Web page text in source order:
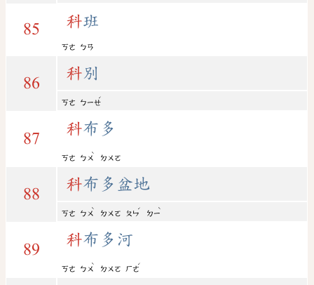
85 科班
ㄎㄜ ㄅㄢ
86
科別
ㄎㄜ ㄅㄧㄝ
ˊ
87
科布多
ㄎㄜ ㄅㄨ
ˋ
ㄉㄨㄛ
88
科布多盆地
ㄎㄜ ㄅㄨ
ˋ
ㄉㄨㄛ ㄆㄣ
ˊ
ㄉㄧ
ˋ
89
科布多河
ㄎㄜ ㄅㄨ
ˋ
ㄉㄨㄛ ㄏㄜ
ˊ